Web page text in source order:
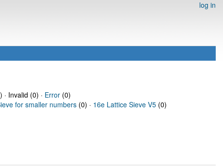
log in
· Invalid (0) · Error(0)
for smaller numbers (0) · 16e Lattice Sieve V5 (0)